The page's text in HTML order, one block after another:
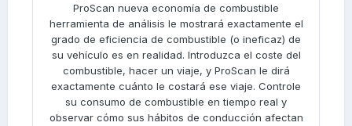
ProScan nueva economía de combustible
herramienta de análisis le mostrará exactamente el
grado de eficiencia de combustible (o ineficaz) de
su vehículo es en realidad. Introduzca el coste del
combustible, hacer un viaje, y ProScan le dirá
exactamente cuánto le costará ese viaje. Controle
su consumo de combustible en tiempo real y
observar cómo sus hábitos de conducción afectan